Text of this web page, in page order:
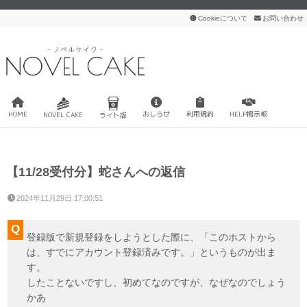
Cookieについて お問い合わせ
HOME NOVEL CAKE ライト版 おしらせ 利用規約 HELP掲示板
【11/28受付分】蛇さんへの返信
2024年11月29日 17:00:51
登録版で新規登録をしようとした際に、「このホストから
は、すでにアカウント登録済みです。」というものが出ま
す。
したことないですし、初めてなのですが、なぜなのでしょう
かあ